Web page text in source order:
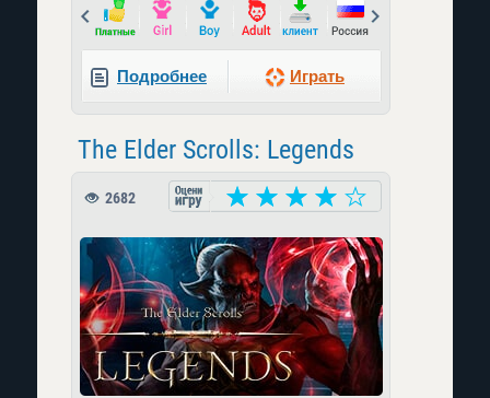
Prev
Подробнее Играть
The Elder Scrolls: Legends
2682